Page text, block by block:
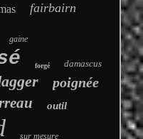
fairbairn
gaine
forgé damascus
poignée
outil
sur mesure